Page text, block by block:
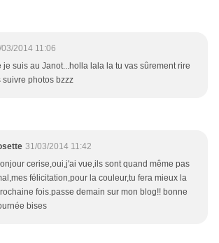
2014 11:06
je suis au Janot...holla lala la tu vas sûrement rire
suivre photos bzzz
31/03/2014 11:42
cerise,oui,j'ai vue,ils sont quand même pas
félicitation,pour la couleur,tu fera mieux la
fois.passe demain sur mon blog!! bonne
bises